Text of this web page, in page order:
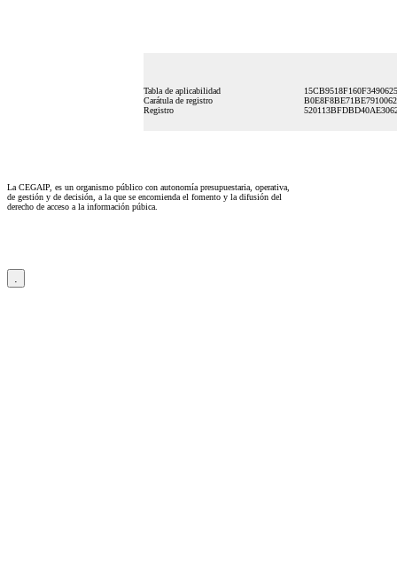
Tabla de aplicabilidad
Carátula de registro
Registro
La CEGAIP, es un organismo público con autonomía presupuestaria, operativa,
de gestión y de decisión, a la que se encomienda el fomento y la difusión del
derecho de acceso a la información púbica.